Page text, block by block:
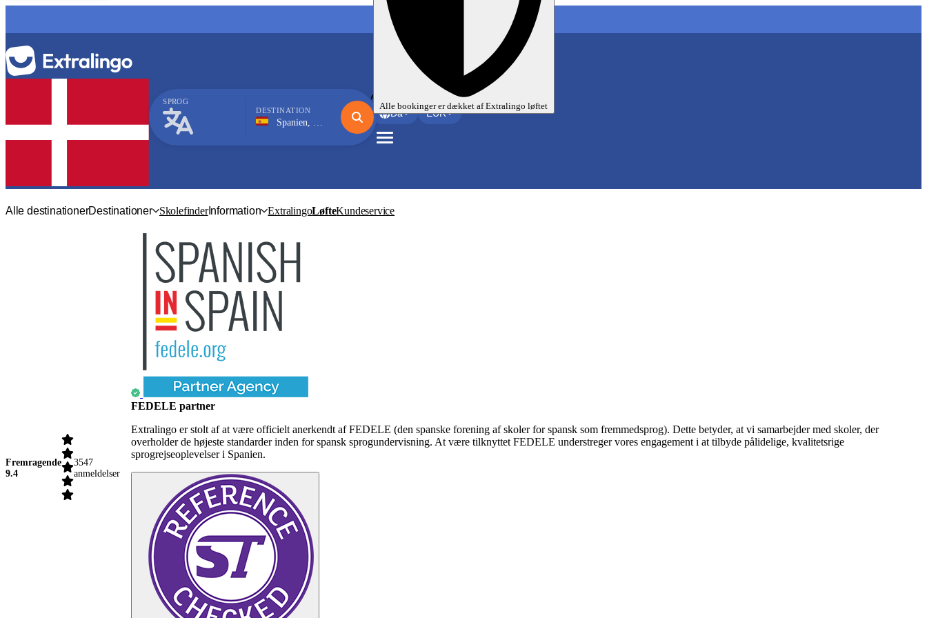
Alle bookinger er dækket afExtralingo løftet
SPROG
DESTINATION
Spanien, Castelldefels
Mine sprogrejser
Da EUR
Alle destinationerDestinationer SkolefinderInformation ExtralingoLøfteKundeservice
Fremragende
9.4
3547
anmeldelser
FEDELE partner
Extralingo er stolt af at være officielt anerkendt af FEDELE (den spanske forening af skoler for spansk som fremmedsprog). Dette betyder, at vi samarbejder med skoler, der
overholder de højeste standarder inden for spansk sprogundervisning. At være tilknyttet FEDELE understreger vores engagement i at tilbyde pålidelige, kvalitetsrige
sprogrejseoplevelser i Spanien.